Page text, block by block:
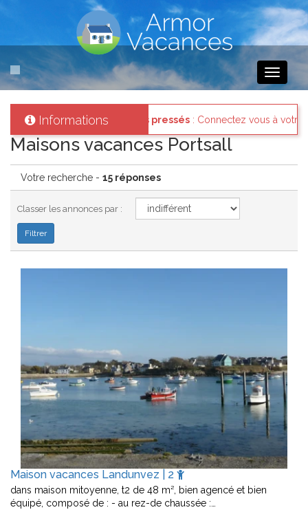
Toggle
Informations
vous à votre compte et consultez les "Messages des internautes
Maisons vacances Portsall
Votre recherche - 15 réponses
Classer les annonces par :
Maison vacances Landunvez | 2
dans maison mitoyenne, t2 de 48 m², bien agencé et bien
équipé, composé de : - au rez-de chaussée :…